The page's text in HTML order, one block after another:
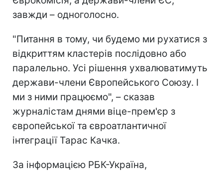
завжди – одноголосно.
"Питання в тому, чи будемо ми рухатися з
відкриттям кластерів послідовно або
паралельно. Усі рішення ухвалюватимуть
держави-члени Європейського Союзу. І
ми з ними працюємо", – сказав
журналістам днями віце-прем'єр з
європейської та євроатлантичної
інтеграції Тарас Качка.
За інформацією РБК-Україна,